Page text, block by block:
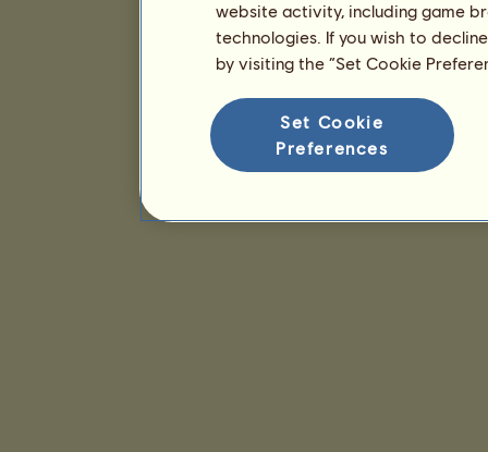
website activity, including game
technologies. If you wish to
by visiting the “Set Cookie
Set Cookie
Preferences